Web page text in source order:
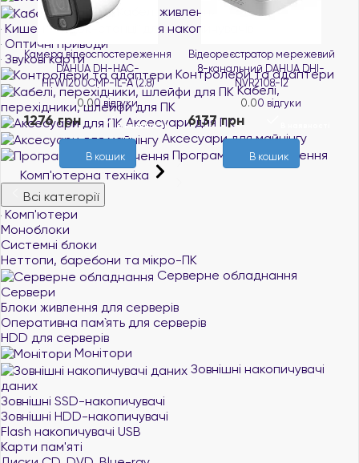
Кабелі живлення
Кишені та док-станції для накопичувачів
Оптичні приводи
Звукові карти
Контролери та адаптери
Кабелі,
перехідники, шлейфи для ПК
Аксесуари для ПК
Аксесуари для майнінгу
Програмне забезпечення
Комп'ютерна техніка
Всі категорії
Комп'ютери
Моноблоки
Системні блоки
Неттопи, баребони та мікро-ПК
Серверне обладнання
Сервери
Блоки живлення для серверів
Оперативна пам`ять для серверів
HDD для серверів
Монітори
Зовнішні накопичувачі
даних
Зовнішні SSD-накопичувачі
Зовнішні HDD-накопичувачі
Flash накопичувачі USB
Карти пам'яті
Відеореєстратор мережевий
8-канальний DAHUA DHI-
NVR2108-I2
0.00 відгуки
В наявності
6137 грн
В кошик
IP-камера IMOU Cruiser 2 5MP
(IPC-GS7EP-5M0WE)
0.00 відгуки
В наявності
3611 грн
В кошик